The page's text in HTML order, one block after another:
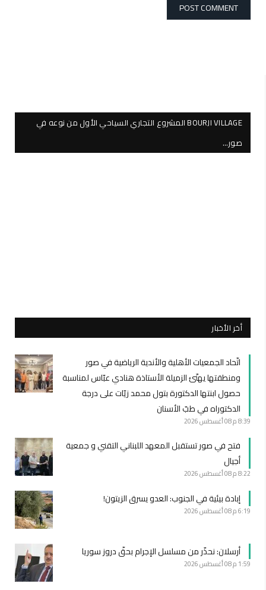
BOURJI VILLAGE المشروع التجاري السياحي الأول من نوعه في
صور…
أخر الأخبار
اتّحاد الجمعيات الأهلية والأندية الرياضية في صور
ومنطقتها يهنّئ الزميلة الأستاذة هنادي عبّاس لمناسبة
حصول ابنتها الدكتورة بتول محمد زيّات على درجة
الدكتوراه في طبّ الأسنان
8:39 م 08 أغسطس 2026
فتح في صور تستقبل المعهد اللبناني التقني و جمعية
أجيال
8:22 م 08 أغسطس 2026
إبادة بيئية في الجنوب: العدو يسرق الزيتون!
6:19 م 08 أغسطس 2026
أرسلان: نحذّر من مسلسل الإجرام بحقّ دروز سوريا
1:59 م 08 أغسطس 2026